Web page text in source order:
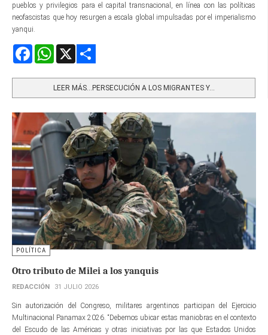
pueblos y privilegios para el capital transnacional, en línea con las políticas
neofascistas que hoy resurgen a escala global impulsadas por el imperialismo
yanqui.
FacebookWhatsApp
LEER MÁS…PERSECUCIÓN A LOS MIGRANTES Y...
POLÍTICA
Otro tributo de Milei a los yanquis
REDACCIÓN 31 JULIO 2026
Sin autorización del Congreso, militares argentinos participan del Ejercicio
Multinacional Panamax 2026. “Debemos ubicar estas maniobras en el contexto
del Escudo de las Américas y otras iniciativas por las que Estados Unidos